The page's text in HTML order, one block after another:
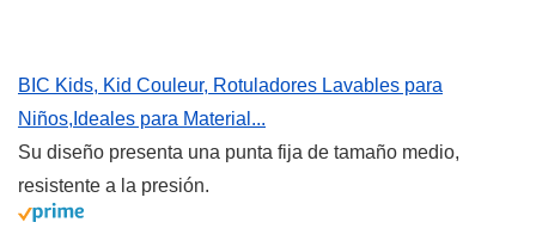
BIC Kids, Kid Couleur, Rotuladores Lavables para
Niños,Ideales para Material...
Su diseño presenta una punta fija de tamaño medio,
resistente a la presión.